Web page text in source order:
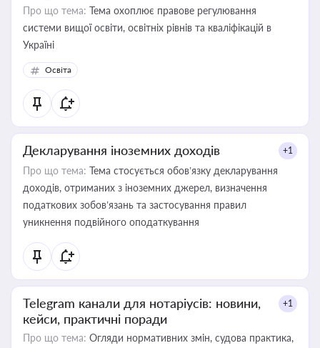
Про що тема: Тема охоплює правове регулювання
системи вищої освіти, освітніх рівнів та кваліфікацій в
Україні
Освіта
Декларування іноземних доходів +1
Про що тема: Тема стосується обов’язку декларування
доходів, отриманих з іноземних джерел, визначення
податкових зобов’язань та застосування правил
уникнення подвійного оподаткування
Telegram канали для нотаріусів: новини,
кейси, практичні поради
+1
Про що тема: Огляди нормативних змін, судова практика,